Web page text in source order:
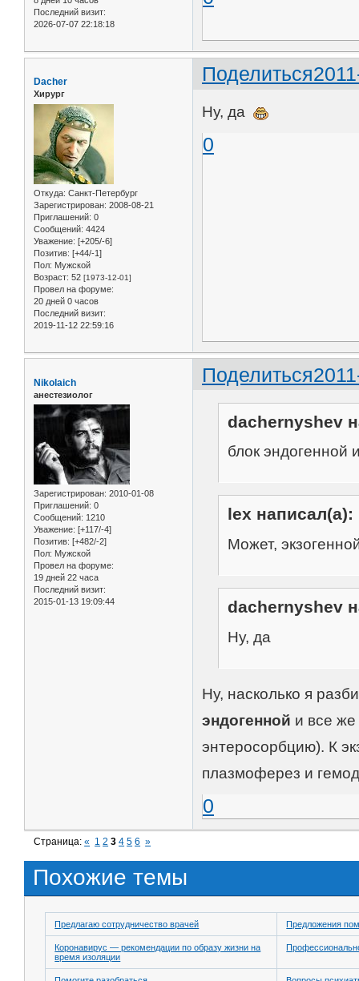
Последний визит:
2026-07-07 22:18:18
Поделиться
Dacher
Хирург
Откуда: Санкт-Петербург
Зарегистрирован: 2008-08-21
Приглашений: 0
Сообщений: 4424
Уважение: [+205/-6]
Позитив: [+44/-1]
Пол: Мужской
Возраст: 52 [1973-12-01]
Провел на форуме:
20 дней 0 часов
Последний визит:
2019-11-12 22:59:16
Ну, да
0
Поделиться
Nikolaich
анестезиолог
Зарегистрирован: 2010-01-08
Приглашений: 0
Сообщений: 1210
Уважение: [+117/-4]
Позитив: [+482/-2]
Пол: Мужской
Провел на форуме:
19 дней 22 часа
Последний визит:
2015-01-13 19:09:44
dachernyshev
блок эндогенной
lex написал(а):
Может,
dachernyshev
Ну, да
Ну, насколько я
эндогенной и все
энтеросорбцию). К
плазмоферез и
0
Страница:« 1 2 3 4 5 6 »
Похожие темы
Предлагаю сотрудничество врачей Предложения
Коронавирус — рекомендации по образу жизни на
время изоляции